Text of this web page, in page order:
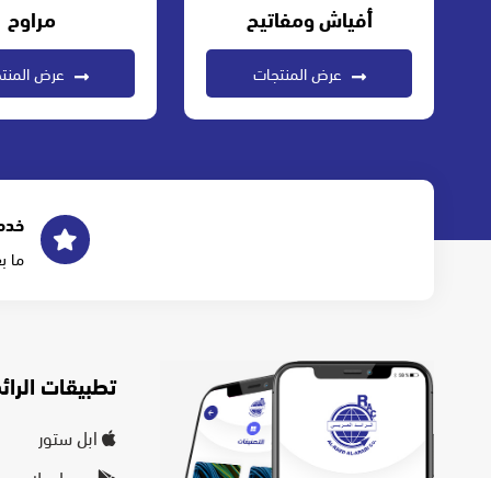
أفياش ومفاتيح
عرض المنتجات
مراوح
عرض
ما
تطبيقات
ابل ستور